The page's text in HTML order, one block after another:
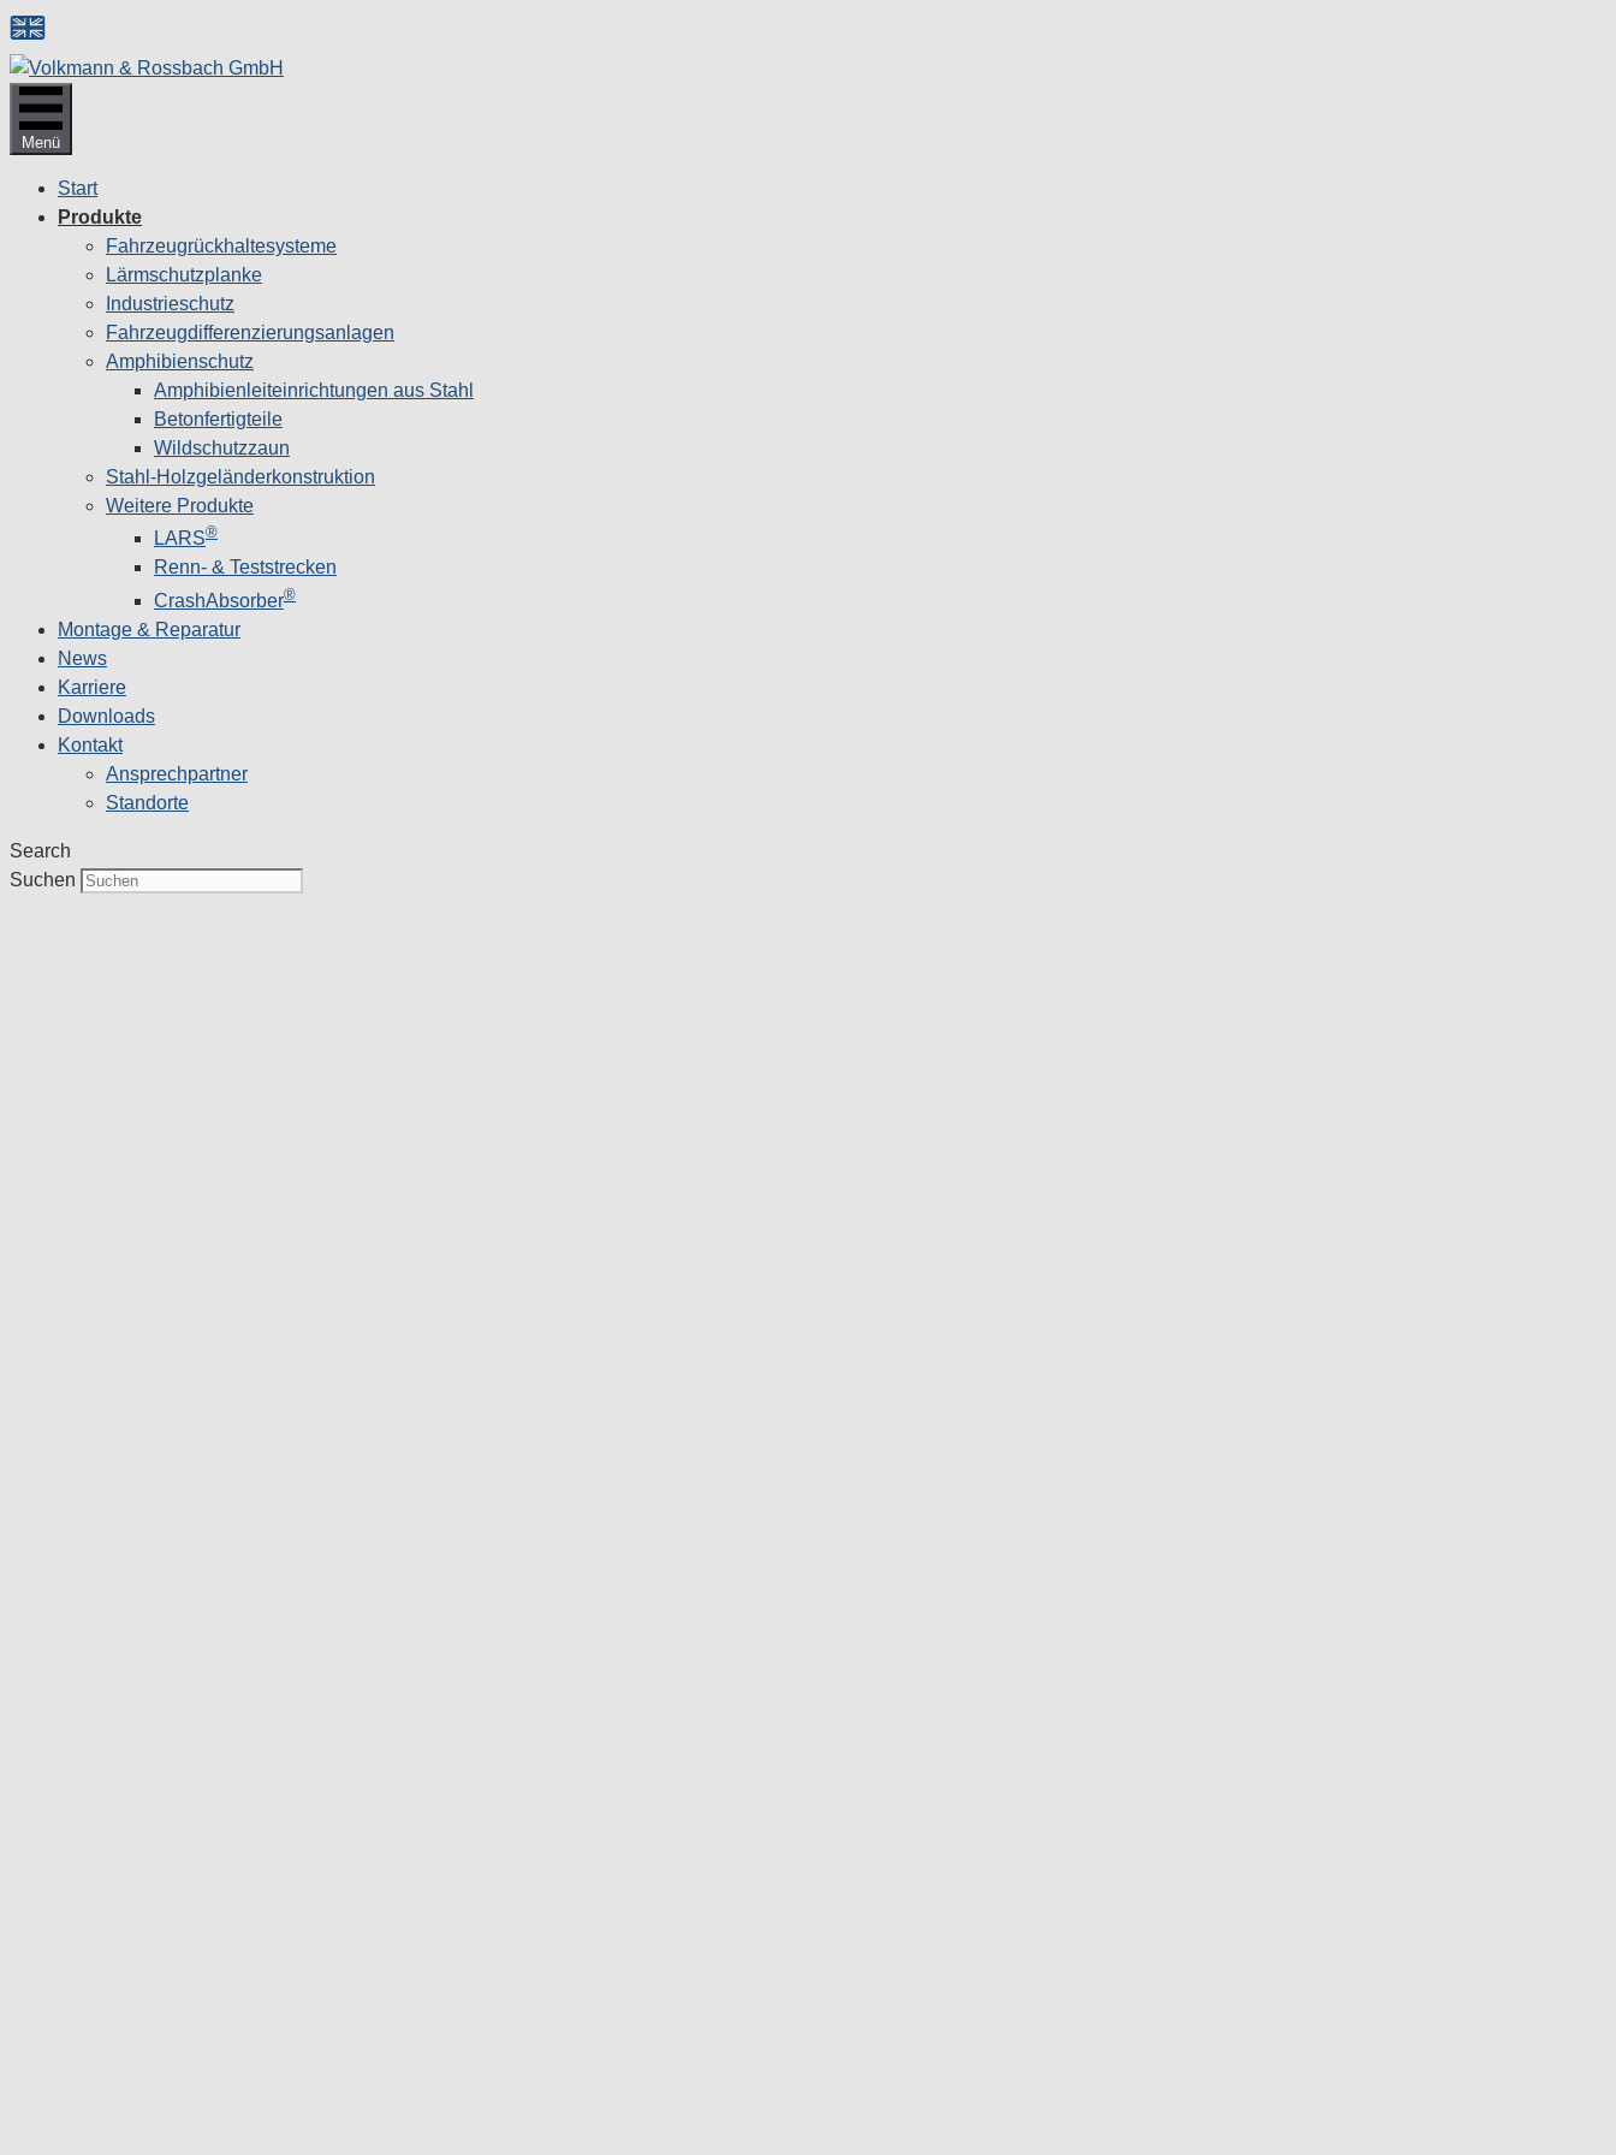
Zum
Inhalt
springen
Menü
Start
Produkte
Fahrzeugrückhaltesysteme
Lärmschutzplanke
Industrieschutz
Fahrzeug­differenzierungsanlagen
Amphibienschutz
Amphibienleiteinrichtungen aus Stahl
Betonfertigteile
Wildschutzzaun
Stahl-Holzgeländerkonstruktion
Weitere Produkte
LARS®
Renn- & Teststrecken
CrashAbsorber®
Montage & Reparatur
News
Karriere
Downloads
Kontakt
Ansprechpartner
Standorte
Search
Suchen